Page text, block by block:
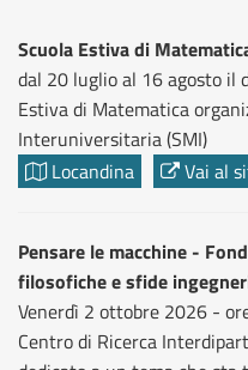
Scuola Estiva di
dal 20 luglio al 16 agosto il
Estiva di Matematica
Interuniversitaria (SMI)
Locandina
Vai al
Pensare le macchine -
filosofiche e sfide
Venerdì 2 ottobre 2026 -
Centro di Ricerca